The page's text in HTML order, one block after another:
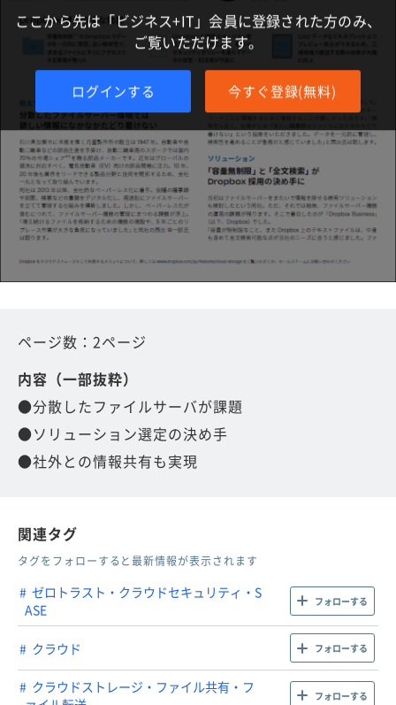
ここから先は「ビジネス+IT」会員に登録された方のみ、
ご覧いただけます。
ログインする 今すぐ登録(無料)
ページ数：2ページ
内容（一部抜粋）
●分散したファイルサーバが課題
●ソリューション選定の決め手
●社外との情報共有も実現
関連タグ
タグをフォローすると最新情報が表示されます
ゼロトラスト・クラウドセキュリティ・S
ASE
フォローする
クラウド フォローする
クラウドストレージ・ファイル共有・フ
フォローする